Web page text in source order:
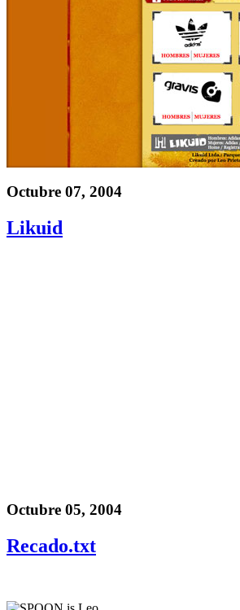
Octubre 07, 2004
Likuid
Octubre 05, 2004
Recado.txt